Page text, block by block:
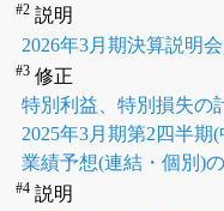
#2 説明
2026年3月期決算説明
#3 修正
特別利益、特別損失の
2025年3月期第2四半
業績予想(連結・個別)
#4 説明